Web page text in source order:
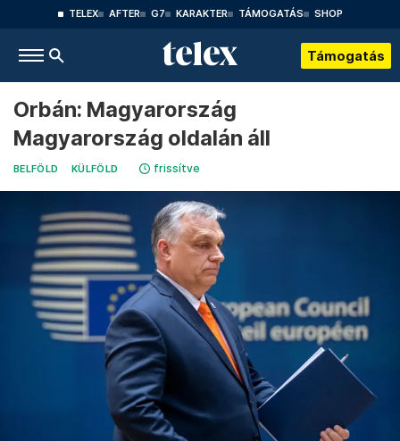
TELEX AFTER G7 KARAKTER TÁMOGATÁS SHOP
Támogatás
Orbán: Magyarország
Magyarország oldalán áll
BELFÖLD KÜLFÖLD frissítve